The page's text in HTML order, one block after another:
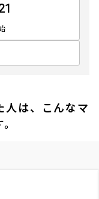
人は、こんなマ